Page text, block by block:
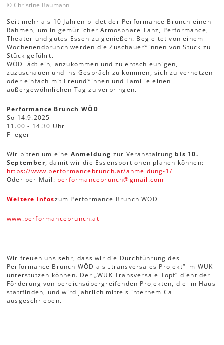
© Christine Baumann
Seit mehr als 10 Jahren bildet der Performance Brunch einen
Rahmen, um in gemütlicher Atmosphäre Tanz, Performance,
Theater und gutes Essen zu genießen. Begleitet von einem
Wochenendbrunch werden die Zuschauer*innen von Stück zu
Stück geführt.
WÖD lädt ein, anzukommen und zu entschleunigen,
zuzuschauen und ins Gespräch zu kommen, sich zu vernetzen
oder einfach mit Freund*innen und Familie einen
außergewöhnlichen Tag zu verbringen.
Performance Brunch WÖD
So 14.9.2025
11.00 - 14.30 Uhr
Flieger
Wir bitten um eine Anmeldung zur Veranstaltung bis 10.
September, damit wir die Essensportionen planen können:
https://www.performancebrunch.at/anmeldung-1/
Oder per Mail: performancebrunch@gmail .com
Weitere Infoszum Performance Brunch WÖD
www.performancebrunch.at
Wir freuen uns sehr, dass wir die Durchführung des
Performance Brunch WÖD als „transversales Projekt“ im WUK
unterstützen können. Der „WUK Transversale Topf“ dient der
Förderung von bereichsübergreifenden Projekten, die im Haus
stattfinden, und wird jährlich mittels internem Call
ausgeschrieben.